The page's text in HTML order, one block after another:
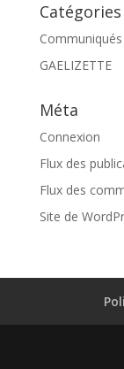
Catégories
Communiqués
GAELIZETTE
Méta
Connexion
Flux des
Flux des
Site de